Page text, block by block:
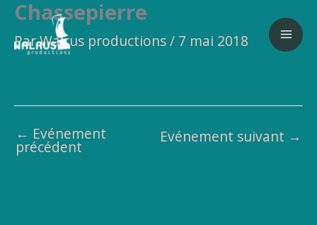
Aller
contenu
Chassepierre
ParWalrus productions/ 7 mai 2018
← Evénement
précédent
Evénement suivant →